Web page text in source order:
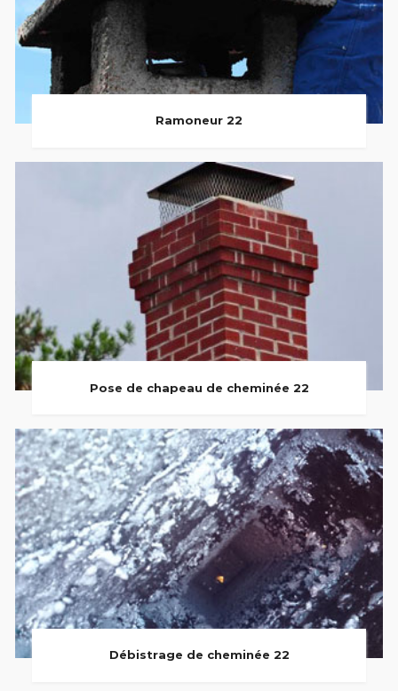
Ramoneur 22
Pose de chapeau de cheminée 22
Débistrage de cheminée 22